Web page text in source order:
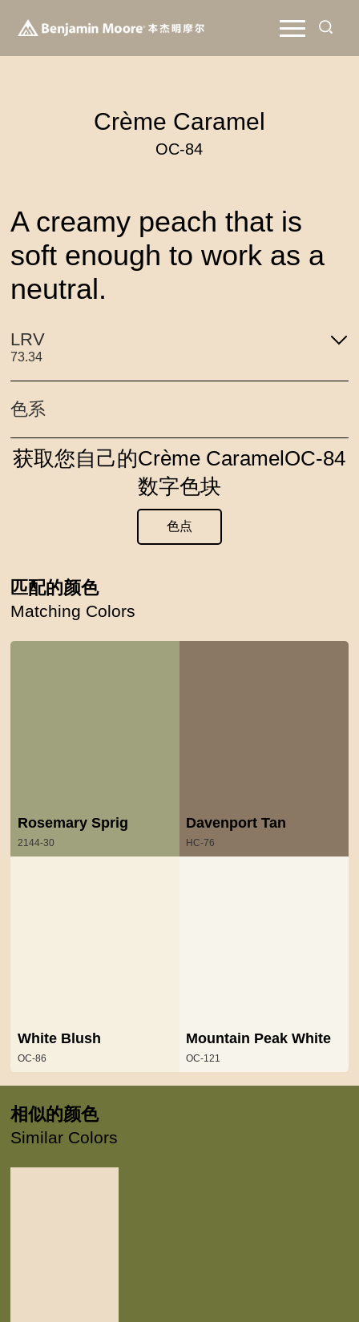
Crème Caramel
OC-84
A creamy peach that is
soft enough to work as a
neutral.
LRV
73.34
色系
获取您自己的Crème CaramelOC-84
数字色块
色点
匹配的颜色
Matching Colors
Rosemary Sprig
2144-30
Davenport Tan
HC-76
White Blush
OC-86
Mountain Peak White
OC-121
相似的颜色
Similar Colors